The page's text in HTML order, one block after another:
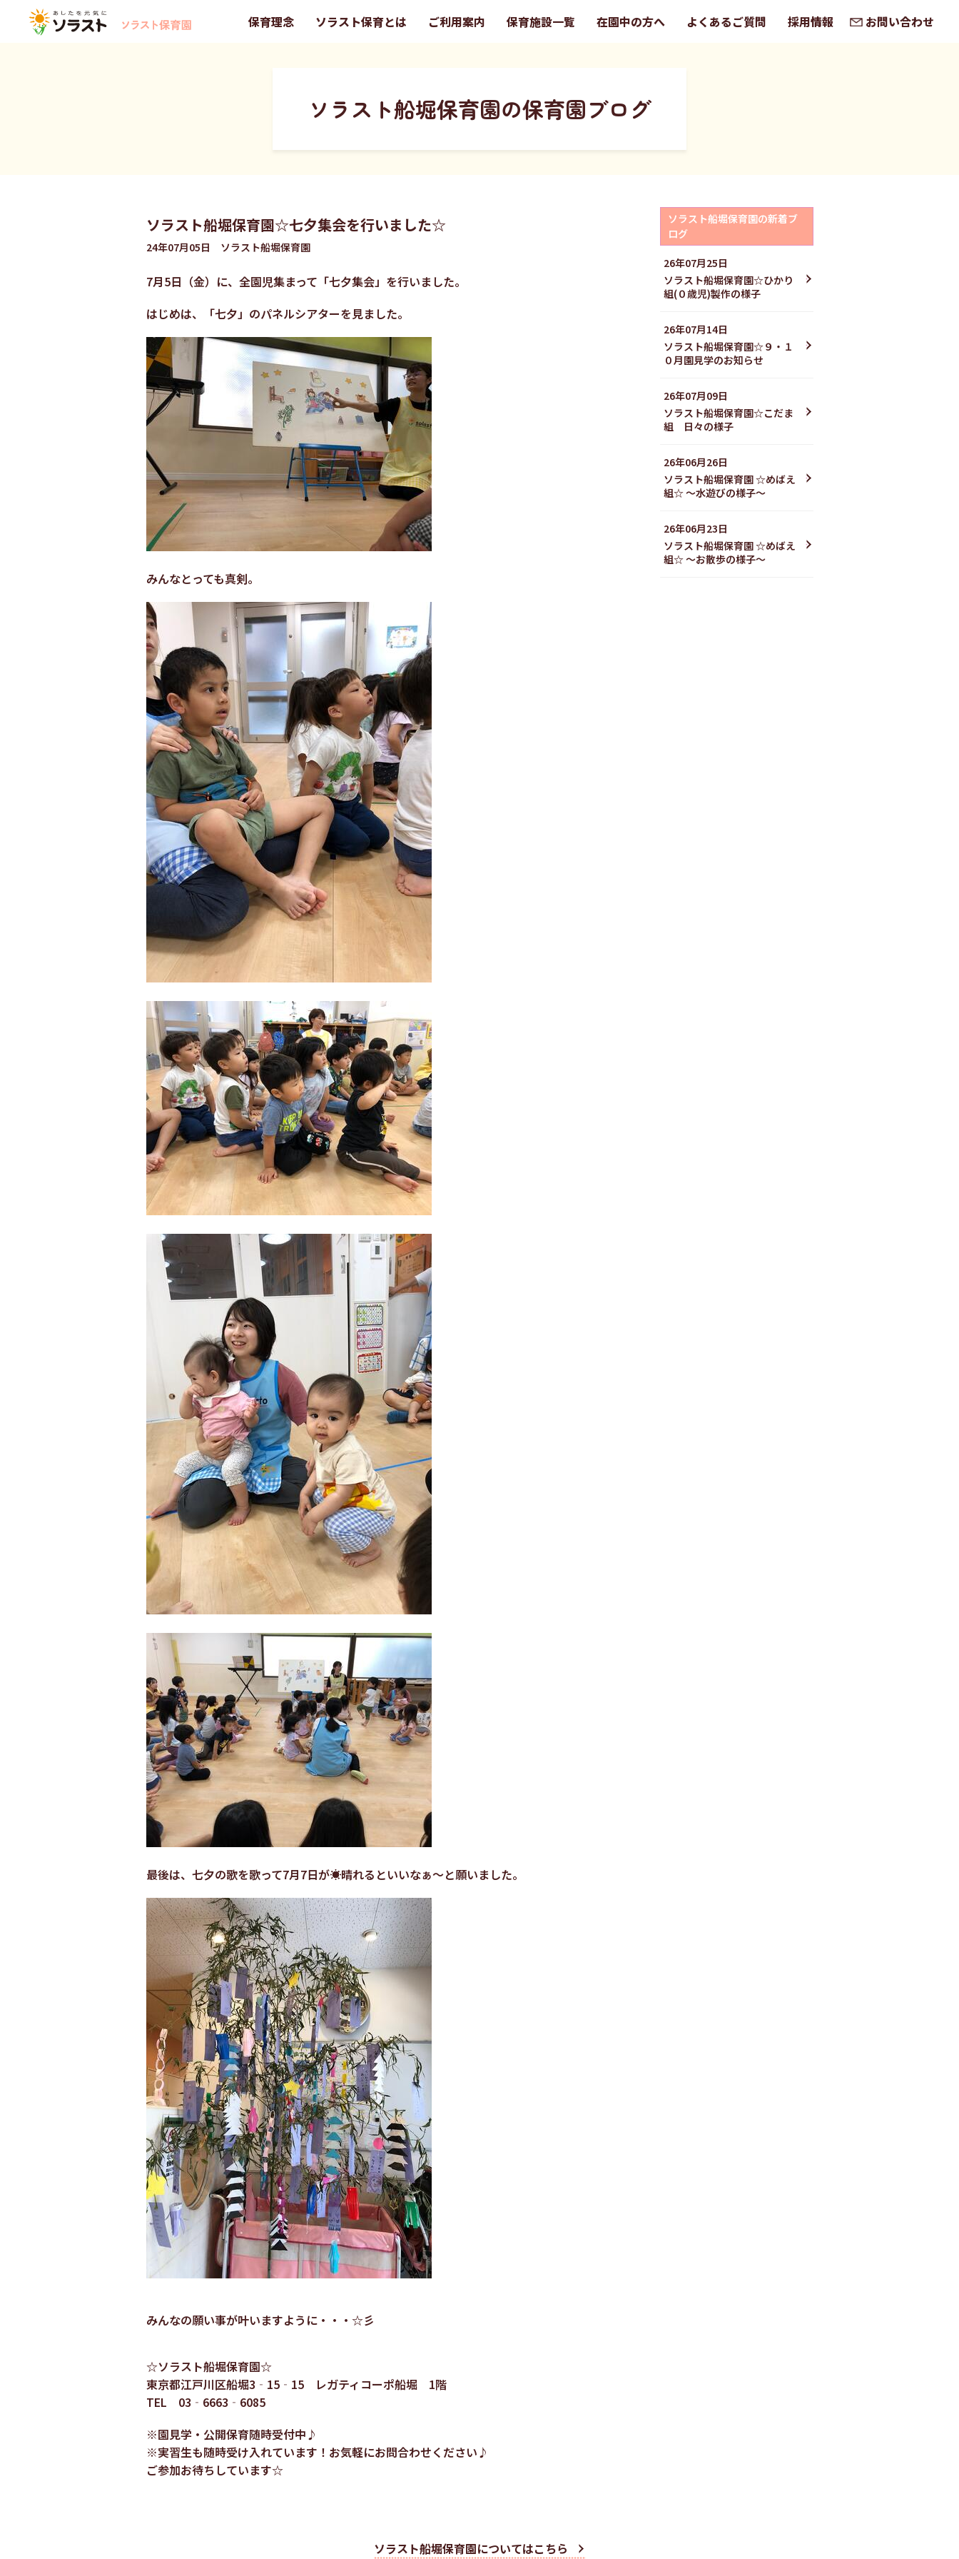
保育理念 ソラスト保育とは ご利用案内 保育施設一覧 在園中の方へ よくあるご質問 採用情報 お問い合わせ
ソラスト船堀保育園の保育園ブログ
ソラスト船堀保育園☆七夕集会を行いました☆
24年07月05日 ソラスト船堀保育園
7月5日（金）に、全園児集まって「七夕集会」を行いました。
はじめは、「七夕」のパネルシアターを見ました。
みんなとっても真剣。
最後は、七夕の歌を歌って7月7日が☀晴れるといいなぁ～と願いました。
みんなの願い事が叶いますように・・・☆彡
☆ソラスト船堀保育園☆
東京都江戸川区船堀3‐15‐15 レガティコーポ船堀 1階
TEL 03‐6663‐6085
※園見学・公開保育随時受付中♪
※実習生も随時受け入れています！お気軽にお問合わせください♪
ご参加お待ちしています☆
ソラスト船堀保育園の新着ブ
ログ
26年07月25日
ソラスト船堀保育園☆ひかり
組(０歳児)製作の様子
26年07月14日
ソラスト船堀保育園☆９・１
０月園見学のお知らせ
26年07月09日
ソラスト船堀保育園☆こだま
組 日々の様子
26年06月26日
ソラスト船堀保育園 ☆めばえ
組☆ 〜水遊びの様子〜
26年06月23日
ソラスト船堀保育園 ☆めばえ
組☆ 〜お散歩の様子〜
ソラスト船堀保育園についてはこちら